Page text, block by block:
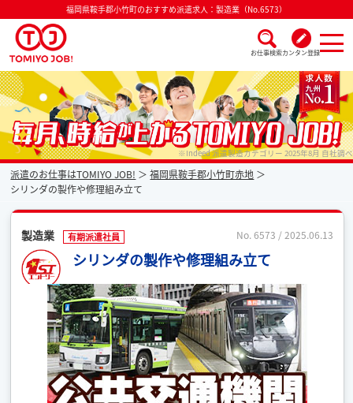
福岡県鞍手郡小竹町のおすすめ派遣求人：製造業（No.6573）
お仕事検索カンタン登録
派遣なら毎月時給が上がるトミヨジョブ ※Indeed 派遣製造カテゴリー 2025年8月 自社調べ
派遣のお仕事はTOMIYO JOB!
福岡県鞍手郡小竹町赤地
シリンダの製作や修理組み立て
製造業 有期派遣社員 No. 6573 / 2025.06.13
シリンダの製作や修理組み立て